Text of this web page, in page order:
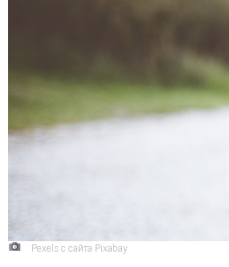
Pexels с сайта Pixabay